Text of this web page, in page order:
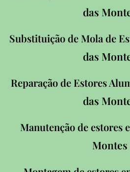
das
Substituição de Mola de
das
Reparação de Estores
das
Manutenção de estores
Montes